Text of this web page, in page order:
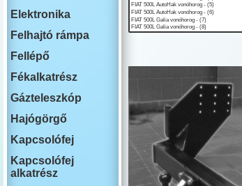
Elektronika
Felhajtó rámpa
Fellépő
Fékalkatrész
Gázteleszkóp
Hajógörgő
Kapcsolófej
Kapcsolófej
alkatrész